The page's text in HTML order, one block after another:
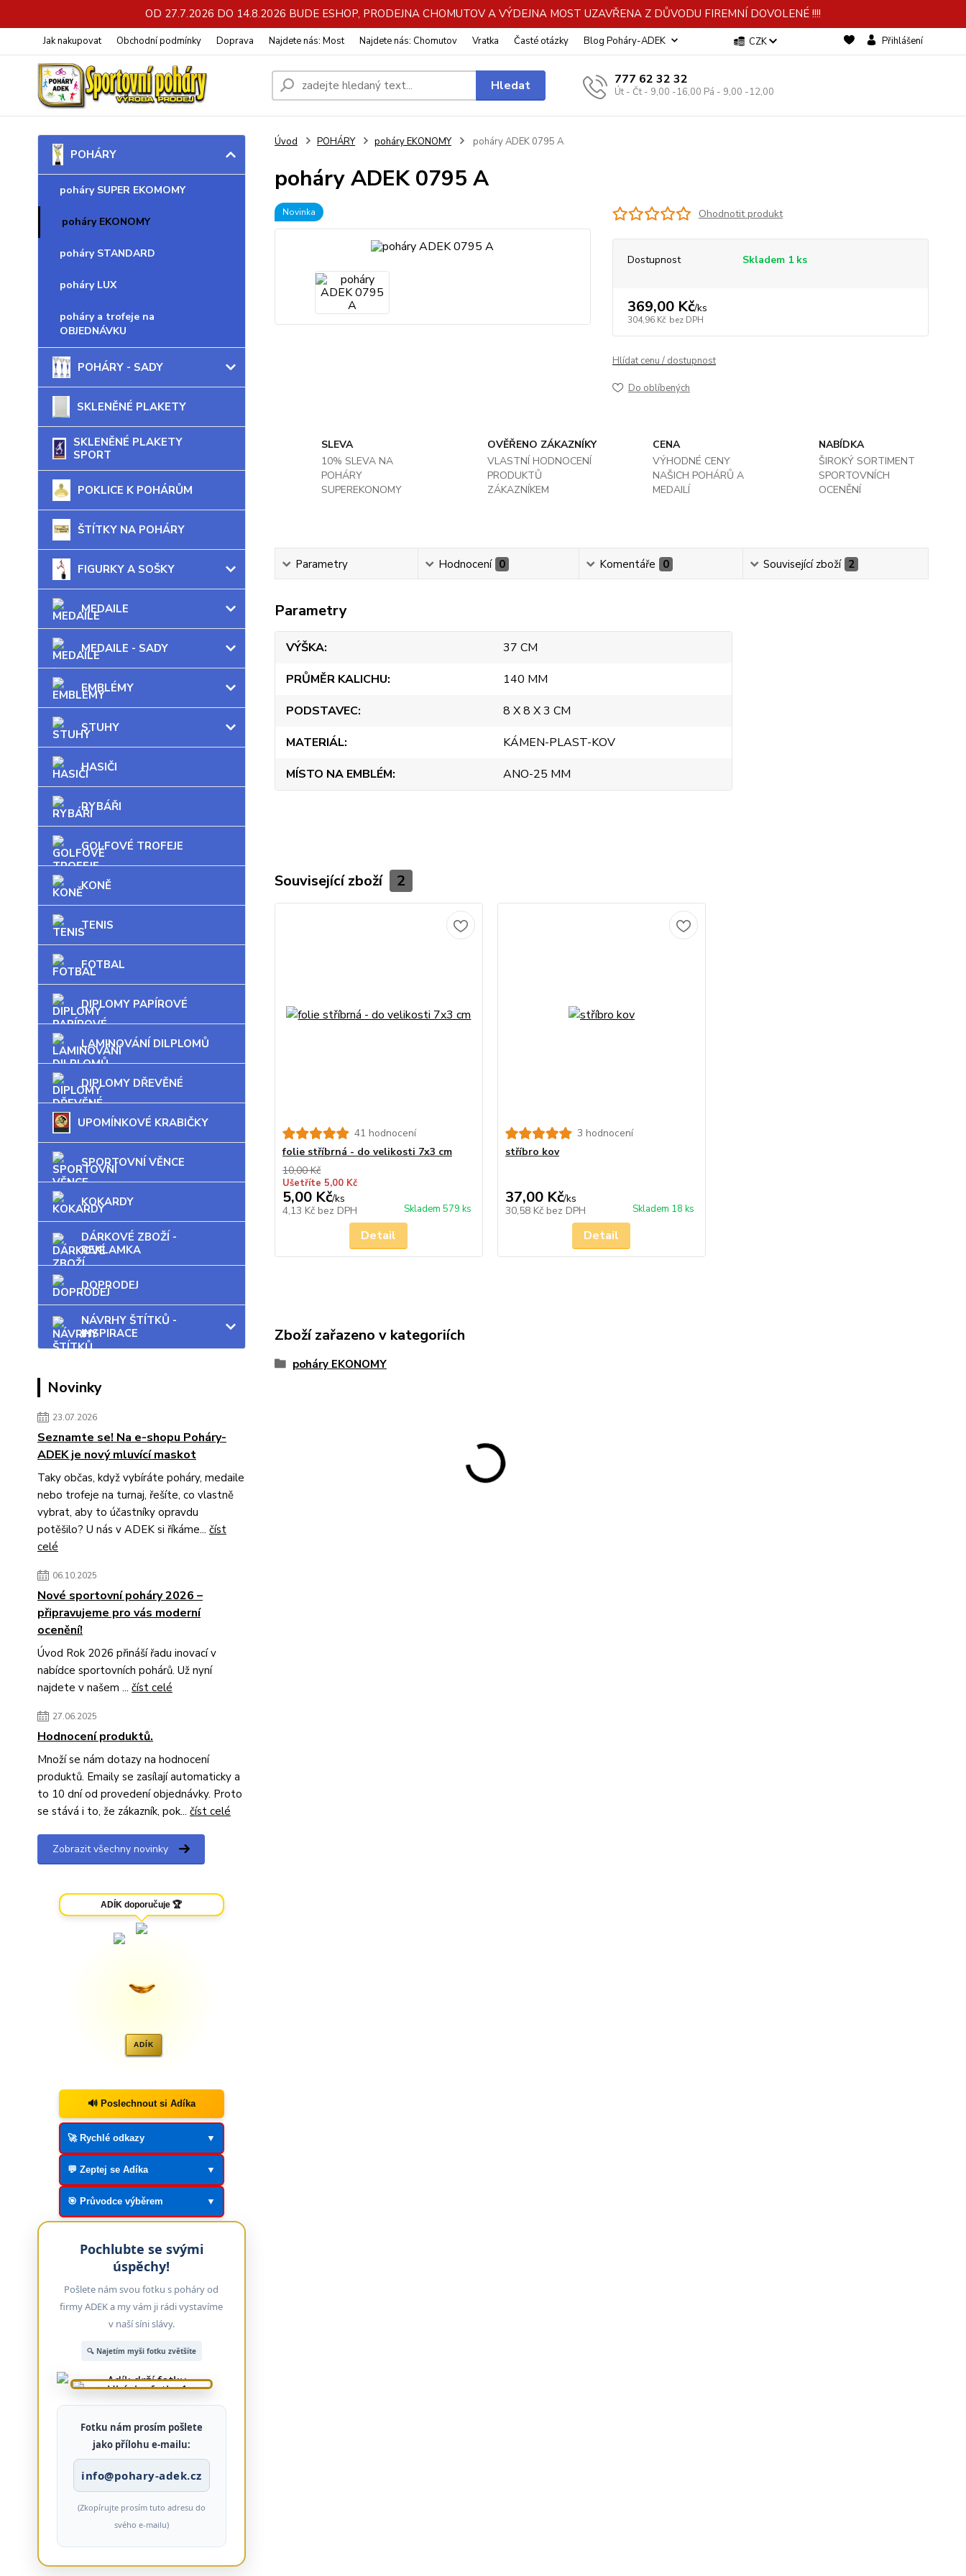
OD 27.7.2026 DO 14.8.2026 BUDE ESHOP, PRODEJNA CHOMUTOV A VÝDEJNA MOST UZAVŘENA Z DŮVODU FIREMNÍ DOVOLENÉ !!!!
Jak nakupovat Obchodní podmínky Doprava Najdete nás: Most Najdete nás: Chomutov Vratka Časté otázky Blog Poháry-ADEK CZK Přihlášení
Hledat 777 62 32 32
Út - Čt - 9,00 -16,00 Pá - 9,00 -12,00
POHÁRY
poháry SUPER EKOMOMY
poháry EKONOMY
poháry STANDARD
poháry LUX
poháry a trofeje na
OBJEDNÁVKU
POHÁRY - SADY
SKLENĚNÉ PLAKETY
SKLENĚNÉ PLAKETY
SPORT
POKLICE K POHÁRŮM
ŠTÍTKY NA POHÁRY
FIGURKY A SOŠKY
MEDAILE
MEDAILE - SADY
EMBLÉMY
STUHY
HASIČI
RYBÁŘI
GOLFOVÉ TROFEJE
KONĚ
TENIS
FOTBAL
DIPLOMY PAPÍROVÉ
LAMINOVÁNÍ DILPLOMŮ
DIPLOMY DŘEVĚNÉ
UPOMÍNKOVÉ KRABIČKY
SPORTOVNÍ VĚNCE
KOKARDY
DÁRKOVÉ ZBOŽÍ -
REKLAMKA
DOPRODEJ
NÁVRHY ŠTÍTKŮ -
INSPIRACE
Novinky
23.07.2026
Seznamte se! Na e-shopu Poháry-
ADEK je nový mluvící maskot
Taky občas, když vybíráte poháry, medaile
nebo trofeje na turnaj, řešíte, co vlastně
vybrat, aby to účastníky opravdu
potěšilo? U nás v ADEK si říkáme... číst
celé
06.10.2025
Nové sportovní poháry 2026 –
připravujeme pro vás moderní
ocenění!
Úvod Rok 2026 přináší řadu inovací v
nabídce sportovních pohárů. Už nyní
najdete v našem ... číst celé
27.06.2025
Hodnocení produktů.
Množí se nám dotazy na hodnocení
produktů. Emaily se zasílají automaticky a
to 10 dní od provedení objednávky. Proto
se stává i to, že zákazník, pok... číst celé
Zobrazit všechny novinky
ADÍK doporučuje 🏆
ADÍK
🔊 Poslechnout si Adíka
🚀 Rychlé odkazy ▼
💬 Zeptej se Adíka ▼
🎯 Průvodce výběrem ▼
Pochlubte se svými
úspěchy!
Pošlete nám svou fotku s poháry od
firmy ADEK a my vám ji rádi vystavíme
v naší síni slávy.
🔍 Najetím myši fotku zvětšíte
Fotku nám prosím pošlete
jako přílohu e-mailu:
info@pohary-adek.cz
(Zkopírujte prosím tuto adresu do
svého e-mailu)
Úvod POHÁRY poháry EKONOMY poháry ADEK 0795 A
poháry ADEK 0795 A
Novinka Ohodnotit produkt
Dostupnost Skladem 1 ks
369,00 Kč/ks
304,96 Kč bez DPH
Hlídat cenu / dostupnost
Do oblíbených
SLEVA
10% SLEVA NA
POHÁRY
SUPEREKONOMY
OVĚŘENO ZÁKAZNÍKY
VLASTNÍ HODNOCENÍ
PRODUKTŮ
ZÁKAZNÍKEM
CENA
VÝHODNÉ CENY
NAŠICH POHÁRŮ A
MEDAILÍ
NABÍDKA
ŠIROKÝ SORTIMENT
SPORTOVNÍCH
OCENĚNÍ
Parametry Hodnocení 0 Komentáře 0 Související zboží 2
Parametry
VÝŠKA
37 CM
PRŮMĚR KALICHU
140 MM
PODSTAVEC
8 X 8 X 3 CM
MATERIÁL
KÁMEN-PLAST-KOV
MÍSTO NA EMBLÉM
ANO-25 MM
Související zboží 2
41 hodnocení
folie stříbrná - do velikosti 7x3 cm
10,00 Kč
Ušetříte 5,00 Kč
5,00 Kč/ks
4,13 Kč bez DPH Skladem 579 ks
Detail
3 hodnocení
stříbro kov
37,00 Kč/ks
30,58 Kč bez DPH Skladem 18 ks
Detail
Zboží zařazeno v kategoriích
poháry EKONOMY